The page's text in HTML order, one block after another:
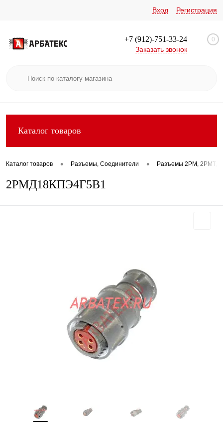
Вход Регистрация
+7 (912)-751-33-24
Заказать звонок
0
Каталог товаров
Каталог товаров • Разъемы, Соединители • Разъемы 2РМ, 2РМТ,
2РМД18КПЭ4Г5В1